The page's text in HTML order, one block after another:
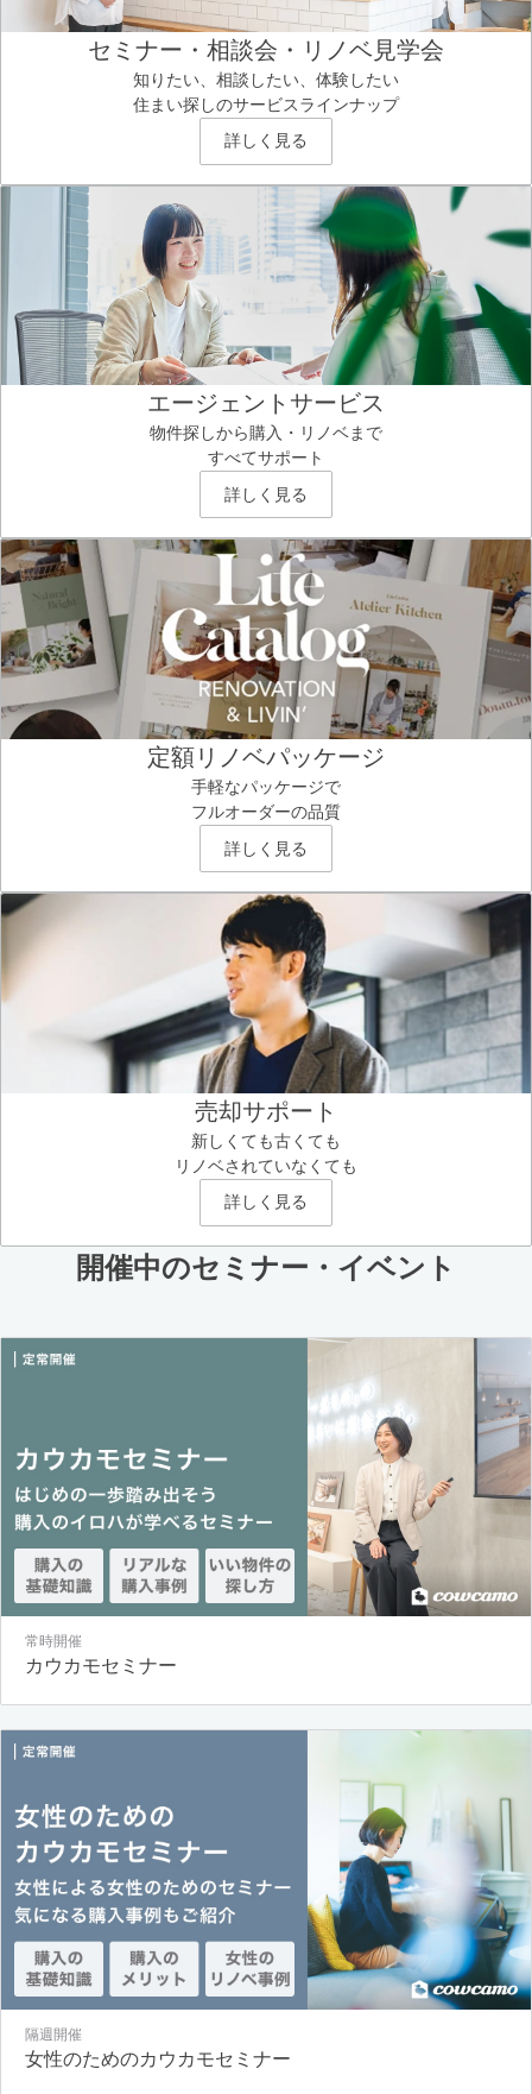
セミナー・相談会・リノベ見学会
知りたい、相談したい、体験したい
住まい探しのサービスラインナップ
詳しく見る
エージェントサービス
物件探しから購入・リノベまで
すべてサポート
詳しく見る
定額リノベパッケージ
手軽なパッケージで
フルオーダーの品質
詳しく見る
売却サポート
新しくても古くても
リノベされていなくても
詳しく見る
開催中のセミナー・イベント
常時開催
カウカモセミナー
隔週開催
女性のためのカウカモセミナー